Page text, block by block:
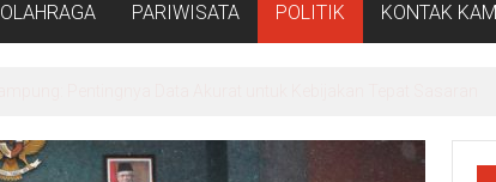
OLAHRAGA PARIWISATA POLITIK KONTAK